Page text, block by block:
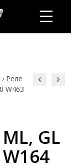
› Реле
W463
GL